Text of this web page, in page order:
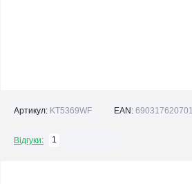
Артикул: KT5369WF EAN:
Відгуки: 1